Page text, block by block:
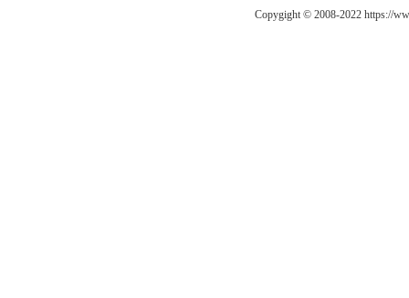
Copygight © 2008-2022 https://